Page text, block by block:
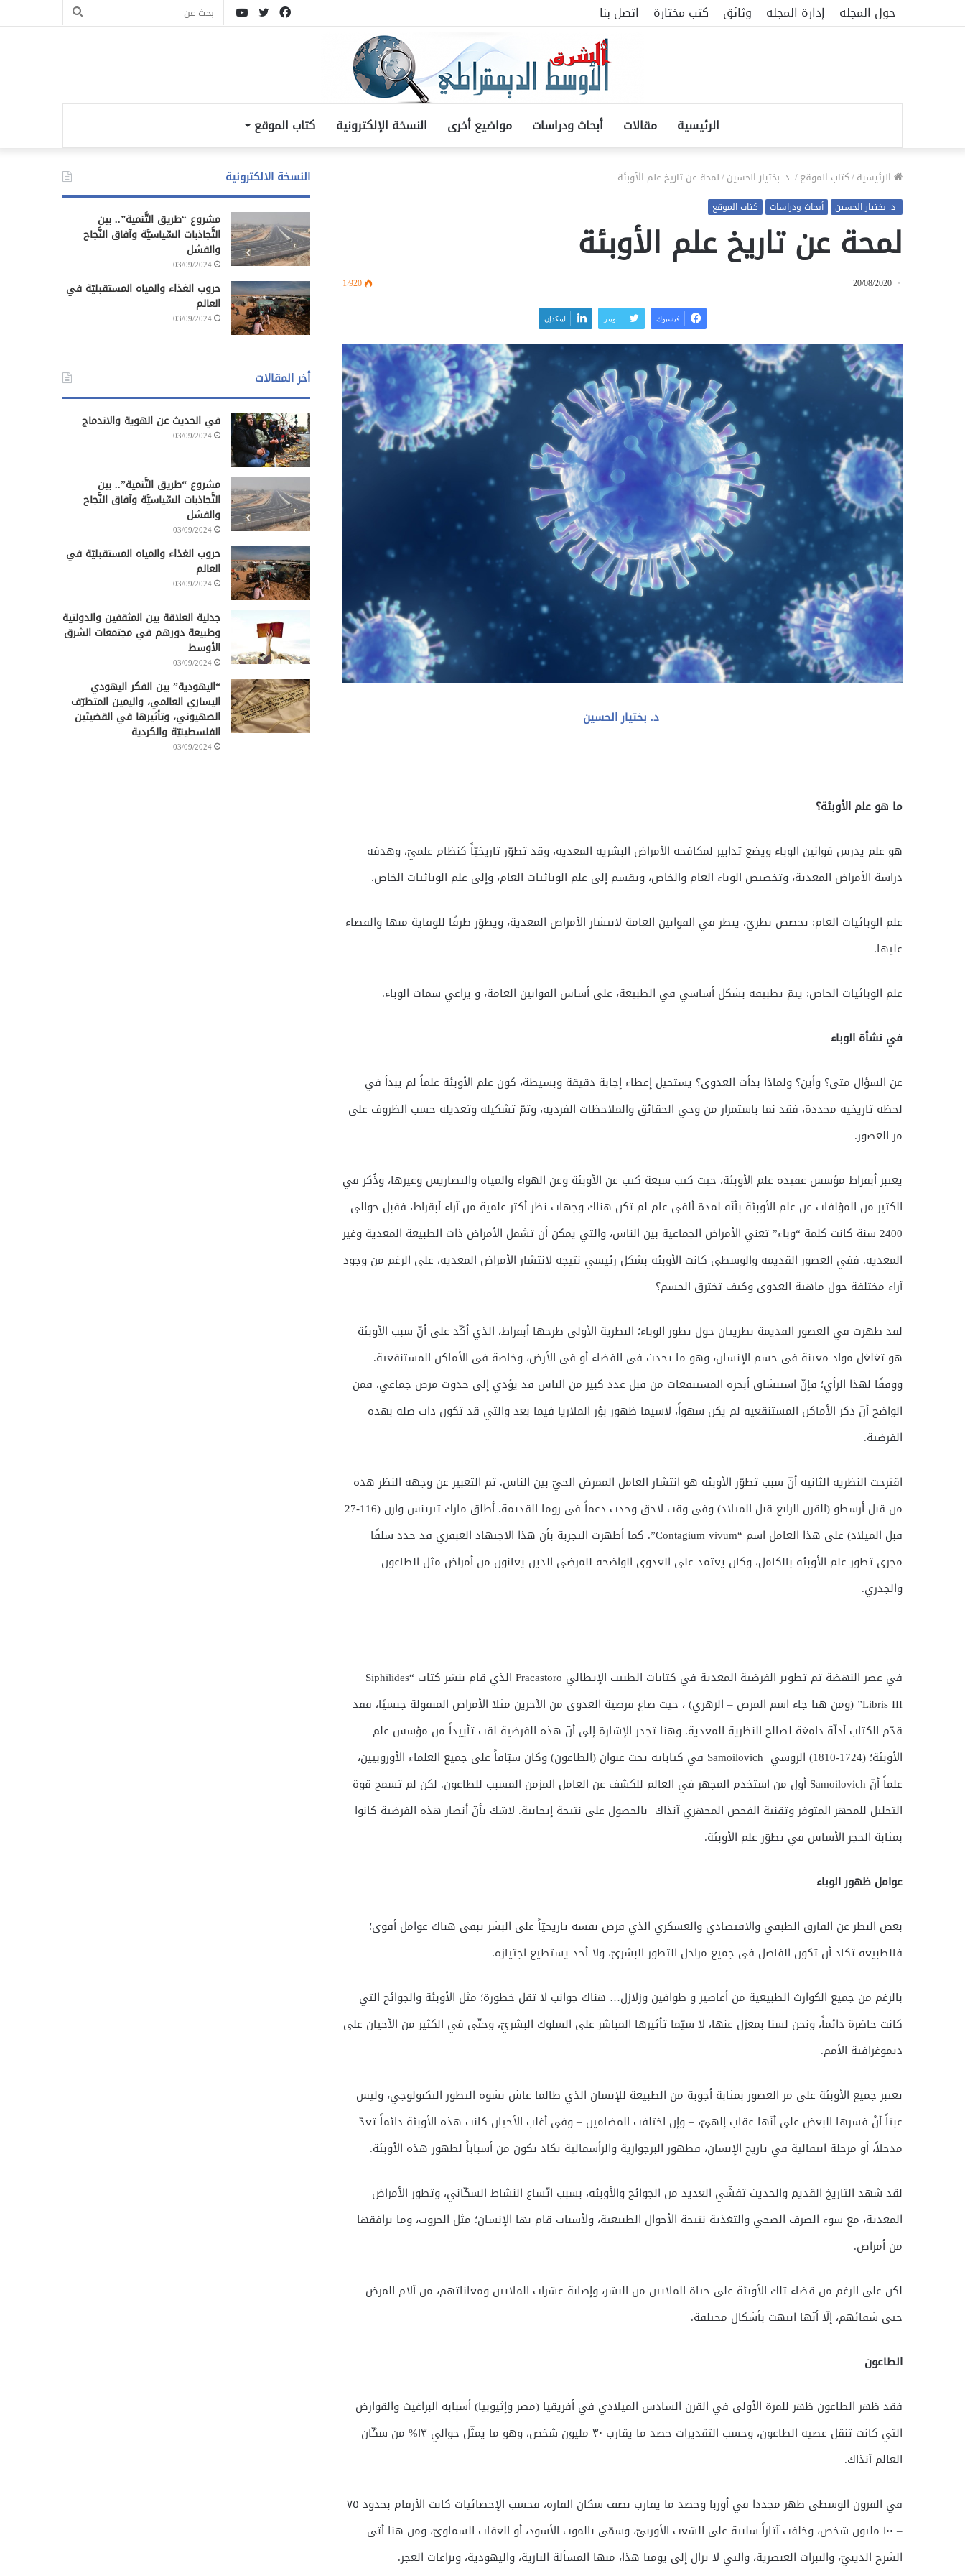
حول المجلة إدارة المجلة وثائق كتب مختارة اتصل بنا
بحث
يوتيوبتويتر
فيسبوك
الرئيسية مقالات أبحاث ودراسات مواضيع أخرى النسخة الإلكترونية كتاب الموقع
الرئيسية/كتاب الموقع/ د. بختيار الحسين/لمحة عن تاريخ علم الأوبئة
د. بختيار الحسين أبحاث ودراسات كتاب الموقع
لمحة عن تاريخ علم الأوبئة
20/08/2020 1٬920
فيسبوك تويتر لينكدإن
د. بختيار الحسين
ما هو علم الأوبئة؟
هو علم يدرس قوانين الوباء ويضع تدابير لمكافحة الأمراض البشرية المعدية، وقد تطوّر تاريخيّاً كنظام علميّ، وهدفه
دراسة الأمراض المعدية، وتخصيص الوباء العام والخاص، ويقسم إلى علم الوبائيات العام، وإلى علم الوبائيات الخاص.
علم الوبائيات العام: تخصص نظريّ، ينظر في القوانين العامة لانتشار الأمراض المعدية، ويطوّر طرقًا للوقاية منها والقضاء
عليها.
علم الوبائيات الخاص: يتمّ تطبيقه بشكل أساسي في الطبيعة، على أساس القوانين العامة، و يراعي سمات الوباء.
في نشأة الوباء
عن السؤال متى؟ وأين؟ ولماذا بدأت العدوى؟ يستحيل إعطاء إجابة دقيقة وبسيطة، كون علم الأوبئة علماً لم يبدأ في
لحظة تاريخية محددة، فقد نما باستمرار من وحي الحقائق والملاحظات الفردية، وتمّ تشكيله وتعديله حسب الظروف على
مر العصور.
يعتبر أبقراط مؤسس عقيدة علم الأوبئة، حيث كتب سبعة كتب عن الأوبئة وعن الهواء والمياه والتضاريس وغيرها، وذُكر في
الكثير من المؤلفات عن علم الأوبئة بأنّه لمدة ألفي عام لم تكن هناك وجهات نظر أكثر علمية من آراء أبقراط، فقبل حوالي
2400 سنة كانت كلمة “وباء” تعني الأمراض الجماعية بين الناس، والتي يمكن أن تشمل الأمراض ذات الطبيعة المعدية وغير
المعدية. ففي العصور القديمة والوسطى كانت الأوبئة بشكل رئيسي نتيجة لانتشار الأمراض المعدية، على الرغم من وجود
آراء مختلفة حول ماهية العدوى وكيف تخترق الجسم؟
لقد ظهرت في العصور القديمة نظريتان حول تطور الوباء؛ النظرية الأولى طرحها أبقراط، الذي أكّد على أنّ سبب الأوبئة
هو تغلغل مواد معينة في جسم الإنسان، وهو ما يحدث في الفضاء أو في الأرض، وخاصة في الأماكن المستنقعية.
ووفقًا لهذا الرأي؛ فإنّ استنشاق أبخرة المستنقعات من قبل عدد كبير من الناس قد يؤدي إلى حدوث مرض جماعي. فمن
الواضح أنّ ذكر الأماكن المستنقعية لم يكن سهواً، لاسيما ظهور بؤر الملاريا فيما بعد والتي قد تكون ذات صلة بهذه
الفرضية.
اقترحت النظرية الثانية أنّ سبب تطوّر الأوبئة هو انتشار العامل الممرض الحيّ بين الناس. تم التعبير عن وجهة النظر هذه
من قبل أرسطو (القرن الرابع قبل الميلاد) وفي وقت لاحق وجدت دعماً في روما القديمة. أطلق مارك تيرينس وارن (116-27
قبل الميلاد) على هذا العامل اسم “Contagium vivum”. كما أظهرت التجربة بأن هذا الاجتهاد العبقري قد حدد سلفًا
مجرى تطور علم الأوبئة بالكامل، وكان يعتمد على العدوى الواضحة للمرضى الذين يعانون من أمراض مثل الطاعون
والجدري.
في عصر النهضة تم تطوير الفرضية المعدية في كتابات الطبيب الإيطالي Fracastoro الذي قام بنشر كتاب “Siphilides
Libris III” (ومن هنا جاء اسم المرض – الزهري) ، حيث صاغ فرضية العدوى من الآخرين مثلا الأمراض المنقولة جنسيًا، فقد
قدّم الكتاب أدلّة دامغة لصالح النظرية المعدية. وهنا تجدر الإشارة إلى أنّ هذه الفرضية لقت تأييداً من مؤسس علم
الأوبئة؛ (1724-1810) الروسي Samoilovich في كتاباته تحت عنوان (الطاعون) وكان سبّاقاً على جميع العلماء الأوروبيين،
علماً أنّ Samoilovich أول من استخدم المجهر في العالم للكشف عن العامل المزمن المسبب للطاعون. لكن لم تسمح قوة
التحليل للمجهر المتوفر وتقنية الفحص المجهري آنذاك بالحصول على نتيجة إيجابية. لاشك بأنّ أنصار هذه الفرضية كانوا
بمثابة الحجر الأساس في تطوّر علم الأوبئة.
عوامل ظهور الوباء
بغض النظر عن الفارق الطبقي والاقتصادي والعسكري الذي فرض نفسه تاريخيّاً على البشر تبقى هناك عوامل أقوى؛
فالطبيعة تكاد أن تكون الفاصل في جميع مراحل التطور البشريّ، ولا أحد يستطيع اجتيازه.
بالرغم من جميع الكوارث الطبيعية من أعاصير و طوافين وزلازل… هناك جوانب لا تقل خطورة؛ مثل الأوبئة والجوائح التي
كانت حاضرة دائماً، ونحن لسنا بمعزل عنها، لا سيّما تأثيرها المباشر على السلوك البشريّ، وحتّى في الكثير من الأحيان على
ديموغرافية الأمم.
تعتبر جميع الأوبئة على مر العصور بمثابة أجوبة من الطبيعة للإنسان الذي طالما عاش نشوة التطور التكنولوجي، وليس
عبثاً أنْ فسرها البعض على أنّها عقاب إلهيّ، – وإن اختلفت المضامين – وفي أغلب الأحيان كانت هذه الأوبئة دائماً تعدّ
مدخلاً، أو مرحلة انتقالية في تاريخ الإنسان، فظهور البرجوازية والرأسمالية تكاد تكون من أسباباً لظهور هذه الأوبئة.
لقد شهد التاريخ القديم والحديث تفشّي العديد من الجوائح والأوبئة، بسبب اتّساع النشاط السكّاني، وتطور الأمراض
المعدية، مع سوء الصرف الصحي والتغذية نتيجة الأحوال الطبيعية، ولأسباب قام بها الإنسان؛ مثل الحروب، وما يرافقها
من أمراض.
لكن على الرغم من قضاء تلك الأوبئة على حياة الملايين من البشر، وإصابة عشرات الملايين ومعاناتهم، من آلام المرض
حتى شفائهم، إلّا أنّها انتهت بأشكال مختلفة.
الطاعون
فقد ظهر الطاعون ظهر للمرة الأولى في القرن السادس الميلادي في أفريقيا (مصر وإثيوبيا) أسبابه البراغيث والقوارض
التي كانت تنقل عصية الطاعون، وحسب التقديرات حصد ما يقارب ٣٠ مليون شخص، وهو ما يمثّل حوالي ١٣% من سكّان
العالم آنذاك.
في القرون الوسطى ظهر مجددا في أوربا وحصد ما يقارب نصف سكان القارة، فحسب الإحصائيات كانت الأرقام بحدود ٧٥
– ١٠٠ مليون شخص، وخلفت آثاراً سلبية على الشعب الأوربيّ، وسمّي بالموت الأسود، أو العقاب السماويّ، ومن هنا أتى
الشرخ الدينيّ، والنبرات العنصرية، والتي لا تزال إلى يومنا هذا، منها المسألة النازية، واليهودية، ونزاعات الغجر.
النسخة الالكترونية
مشروع “طريق التَّنمية”.. بين
التَّجاذبات السِّياسيَّة وآفاق النَّجاح
والفشل
03/09/2024
حروب الغذاء والمياه المستقبليّة في
العالم
03/09/2024
أخر المقالات
في الحديث عن الهوية والاندماج
03/09/2024
مشروع “طريق التَّنمية”.. بين
التَّجاذبات السِّياسيَّة وآفاق النَّجاح
والفشل
03/09/2024
حروب الغذاء والمياه المستقبليّة في
العالم
03/09/2024
جدلية العلاقة بين المثقفين والدولتية
وطبيعة دورهم في مجتمعات الشرق
الأوسط
03/09/2024
“اليهودية” بين الفكر اليهودي
اليساري العالمي، واليمين المتطرّف
الصهيوني، وتأثيرها في القضيتَين
الفلسطينيّة والكردية
03/09/2024